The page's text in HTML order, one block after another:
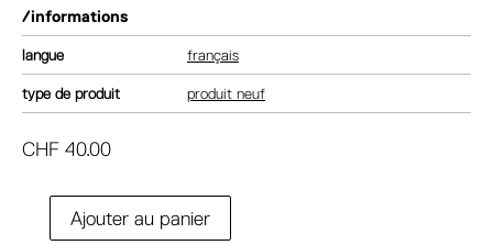
/informations
langue français
type de produit produit neuf
CHF 40.00
quantitéAjouter au panier